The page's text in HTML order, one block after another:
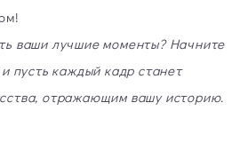
ваши лучшие моменты? Начните
пусть каждый кадр станет
отражающим вашу историю.